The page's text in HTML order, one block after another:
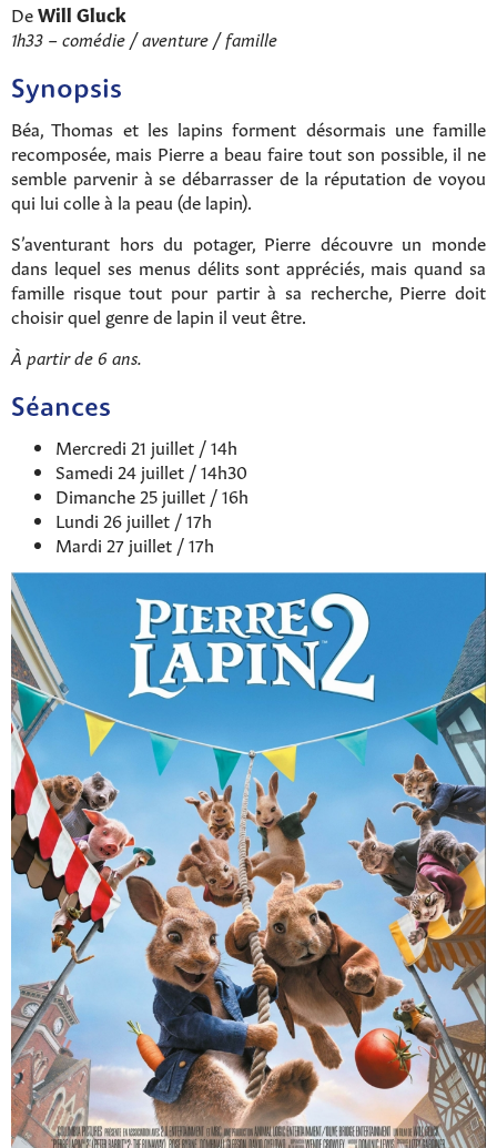
DeWill Gluck
1h33 – comédie / aventure / famille
Synopsis
Béa, Thomas et les lapins forment désormais une famille
recomposée, mais Pierre a beau faire tout son possible, il ne
semble parvenir à se débarrasser de la réputation de voyou
qui lui colle à la peau (de lapin).
S’aventurant hors du potager, Pierre découvre un monde
dans lequel ses menus délits sont appréciés, mais quand sa
famille risque tout pour partir à sa recherche, Pierre doit
choisir quel genre de lapin il veut être.
À partir de 6 ans.
Séances
Mercredi 21 juillet / 14h
Samedi 24 juillet / 14h30
Dimanche 25 juillet / 16h
Lundi 26 juillet / 17h
Mardi 27 juillet / 17h